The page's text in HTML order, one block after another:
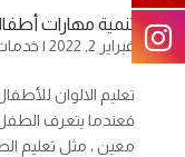
تنمية مهارات
فبراير 2, 2022 |
تعليم الالوان
فعندما يتعرف
معين ، مثل تعليم